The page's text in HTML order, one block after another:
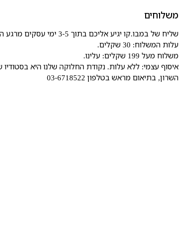
משלוחים
שליח של במבו.קו יגיע אליכם בתוך 3-5 ימי עסקים מרגע ההזמנה.
עלות המשלוח: 30 שקלים.
משלוח מעל 199 שקלים: עלינו.
השרון, בתיאום מראש בטלפון 03-6718522